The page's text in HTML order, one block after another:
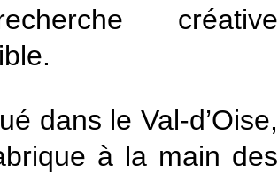
créative
dans le Val-d’Oise,
à la main des